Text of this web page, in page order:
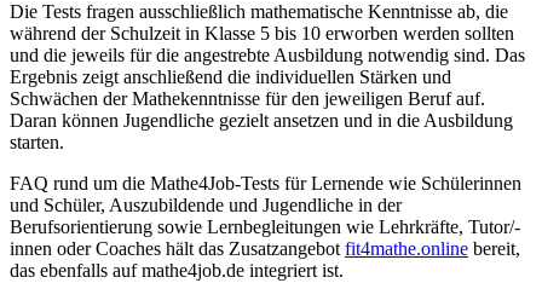
Die Tests fragen ausschließlich mathematische Kenntnisse ab, die
während der Schulzeit in Klasse 5 bis 10 erworben werden sollten
und die jeweils für die angestrebte Ausbildung notwendig sind. Das
Ergebnis zeigt anschließend die individuellen Stärken und
Schwächen der Mathekenntnisse für den jeweiligen Beruf auf.
Daran können Jugendliche gezielt ansetzen und in die Ausbildung
starten.
FAQ rund um die Mathe4Job-Tests für Lernende wie Schülerinnen
und Schüler, Auszubildende und Jugendliche in der
Berufsorientierung sowie Lernbegleitungen wie Lehrkräfte, Tutor/-
innen oder Coaches hält das Zusatzangebot fit4mathe.online bereit,
das ebenfalls auf mathe4job.de integriert ist.